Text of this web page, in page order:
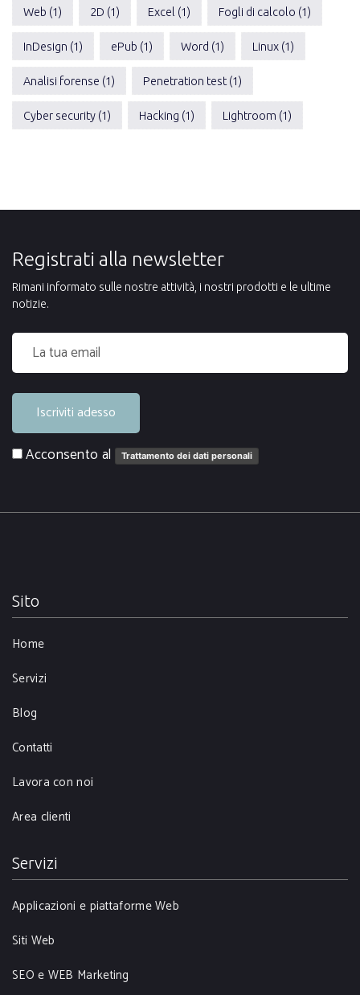
Web (1) 2D (1) Excel (1) Fogli di calcolo (1)
InDesign (1) ePub (1) Word (1) Linux (1)
Analisi forense (1) Penetration test (1)
Cyber security (1) Hacking (1) Lightroom (1)
Registrati alla newsletter
Rimani informato sulle nostre attività, i nostri prodotti e le ultime
notizie.
Iscriviti adesso
Acconsento al Trattamento dei dati personali
Sito
Home
Servizi
Blog
Contatti
Lavora con noi
Area clienti
Servizi
Applicazioni e piattaforme Web
Siti Web
SEO e WEB Marketing